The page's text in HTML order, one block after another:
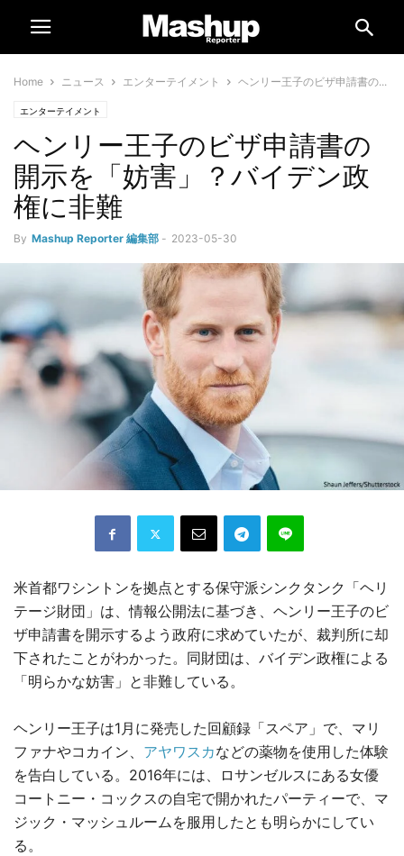
Home ニュース エンターテイメント ヘンリー王子のビザ申請書の...
エンターテイメント
ヘンリー王子のビザ申請書の
開示を「妨害」？バイデン政
権に非難
By Mashup Reporter 編集部 - 2023-05-30
米首都ワシントンを拠点とする保守派シンクタンク「ヘリ
テージ財団」は、情報公開法に基づき、ヘンリー王子のビ
ザ申請書を開示するよう政府に求めていたが、裁判所に却
下されたことがわかった。同財団は、バイデン政権による
「明らかな妨害」と非難している。
ヘンリー王子は1月に発売した回顧録「スペア」で、マリ
ファナやコカイン、 アヤワスカなどの薬物を使用した体験
を告白している。2016年には、ロサンゼルスにある女優
コートニー・コックスの自宅で開かれたパーティーで、マ
ジック・マッシュルームを服用したとも明らかにしてい
る。